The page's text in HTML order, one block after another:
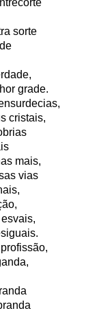
sorte
grade.
cristais,
mais,
vias